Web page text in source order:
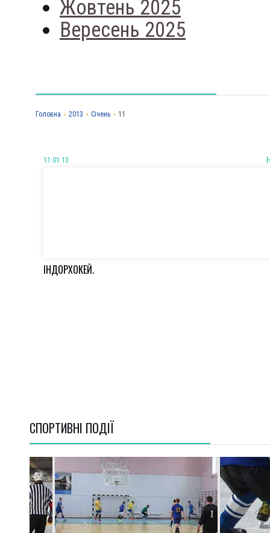
Жовтень 2025
Вересень 2025
Головна › 2013 › Січень › 11
11 01 13
ІНДОРХОКЕЙ.
СПОРТИВНI ПОДІЇ